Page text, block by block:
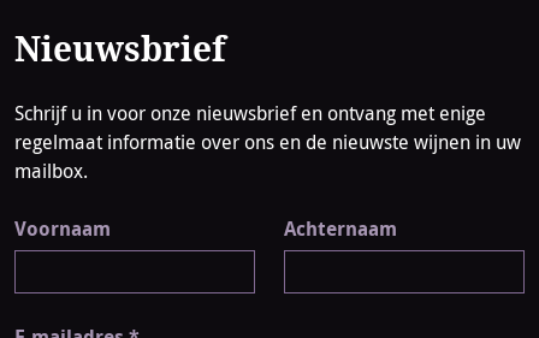
Nieuwsbrief
Schrijf u in voor onze nieuwsbrief en ontvang met enige
regelmaat informatie over ons en de nieuwste wijnen in uw
mailbox.
Voornaam Achternaam